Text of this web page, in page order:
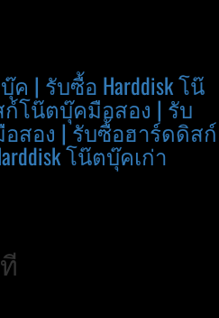
| รับซื้อ Harddisk โน๊
โน๊ตบุ๊คมือสอง | รับ
อสอง | รับซื้อฮาร์ดดิสก์
โน๊ตบุ๊คเก่า